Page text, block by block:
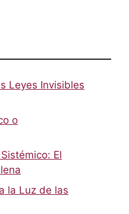
Leyes Invisibles
o
El
la Luz de las